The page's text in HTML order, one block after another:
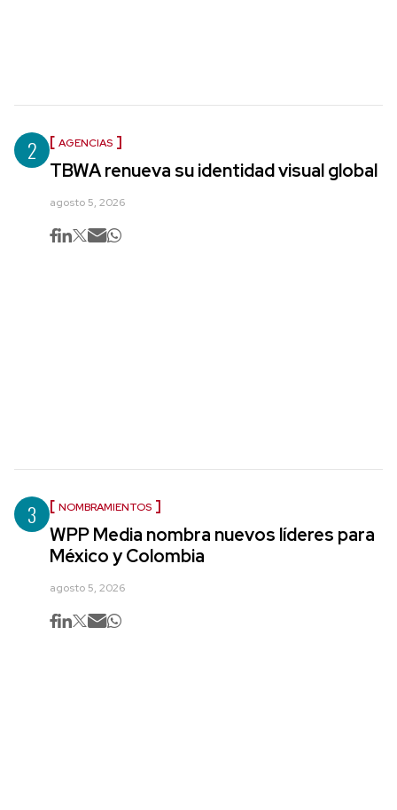
2 AGENCIAS
TBWA renueva su identidad visual global
agosto 5, 2026
3 NOMBRAMIENTOS
WPP Media nombra nuevos líderes para
México y Colombia
agosto 5, 2026